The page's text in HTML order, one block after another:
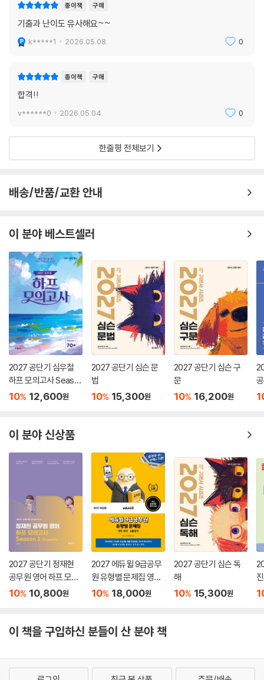
종이책 구매
기출과 난이도 유사해요~~
k*****1 2026.05.08. 0
종이책 구매
합격!!
v******0 2026.05.04. 0
한줄평 전체보기
배송/반품/교환 안내
이 분야 베스트셀러
2027 공단기 심우철
하프 모의고사 Seaso
n 1: 70+
10% 12,600원
2027 공단기 심슨 문
법
10% 15,300원
2027 공단기 심슨 구
문
10% 16,200원
이 분야 신상품
2027 공단기 정재현
공무원 영어 하프 모의
고사 Season 1: Esse
10% 10,800원
2027 에듀윌 9급공무
원 유형별 문제집 영어
독해·생활영어
10% 18,000원
2027 공단기 심슨 독
해
10% 15,300원
이 책을 구입하신 분들이 산 분야 책